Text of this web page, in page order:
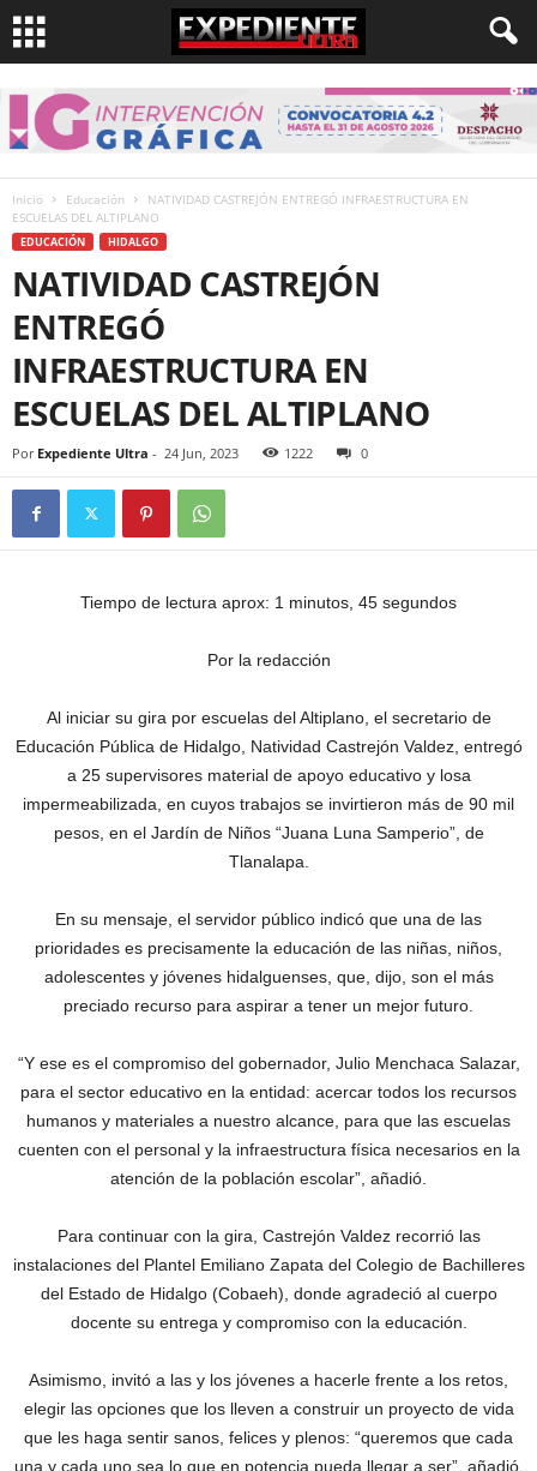
Inicio Educación
NATIVIDAD CASTREJÓN ENTREGÓ INFRAESTRUCTURA EN
ESCUELAS DEL ALTIPLANO
EDUCACIÓN HIDALGO
NATIVIDAD CASTREJÓN
ENTREGÓ
INFRAESTRUCTURA EN
ESCUELAS DEL ALTIPLANO
Por Expediente Ultra - 24 Jun, 2023 1222 0
Tiempo de lectura aprox: 1 minutos, 45 segundos
Por la redacción
Al iniciar su gira por escuelas del Altiplano, el secretario de
Educación Pública de Hidalgo, Natividad Castrejón Valdez, entregó
a 25 supervisores material de apoyo educativo y losa
impermeabilizada, en cuyos trabajos se invirtieron más de 90 mil
pesos, en el Jardín de Niños “Juana Luna Samperio”, de
Tlanalapa.
En su mensaje, el servidor público indicó que una de las
prioridades es precisamente la educación de las niñas, niños,
adolescentes y jóvenes hidalguenses, que, dijo, son el más
preciado recurso para aspirar a tener un mejor futuro.
“Y ese es el compromiso del gobernador, Julio Menchaca Salazar,
para el sector educativo en la entidad: acercar todos los recursos
humanos y materiales a nuestro alcance, para que las escuelas
cuenten con el personal y la infraestructura física necesarios en la
atención de la población escolar”, añadió.
Para continuar con la gira, Castrejón Valdez recorrió las
instalaciones del Plantel Emiliano Zapata del Colegio de Bachilleres
del Estado de Hidalgo (Cobaeh), donde agradeció al cuerpo
docente su entrega y compromiso con la educación.
Asimismo, invitó a las y los jóvenes a hacerle frente a los retos,
elegir las opciones que los lleven a construir un proyecto de vida
que les haga sentir sanos, felices y plenos: “queremos que cada
una y cada uno sea lo que en potencia pueda llegar a ser”, añadió.